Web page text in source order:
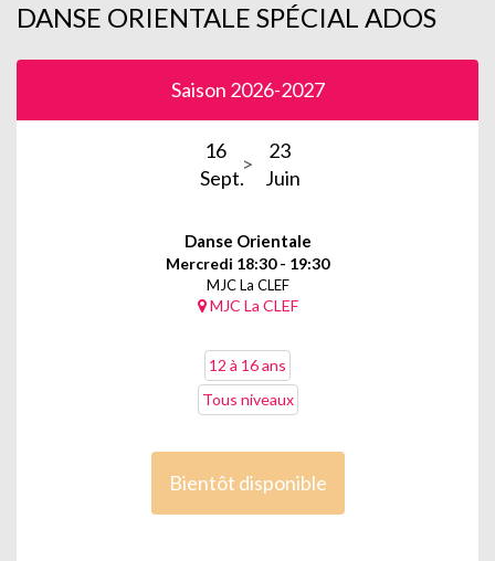
DANSE ORIENTALE SPÉCIAL ADOS
Saison 2026-2027
16
Sept.
23
Juin
Danse Orientale
Mercredi 18:30 - 19:30
MJC La CLEF
MJC La CLEF
12 à 16 ans
Tous niveaux
Bientôt disponible